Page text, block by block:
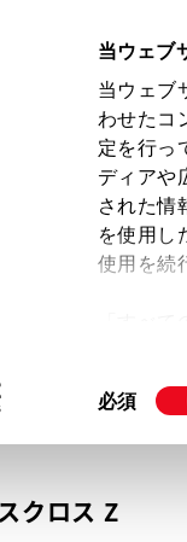
当ウェブ
当ウェブ
わせたコ
定を行っ
ディアや
された情
を使用し
使用を続
て」をご
同
択
必須
オーナーサポート ト
車
トヨタ認定中古車の魅
クロス Z